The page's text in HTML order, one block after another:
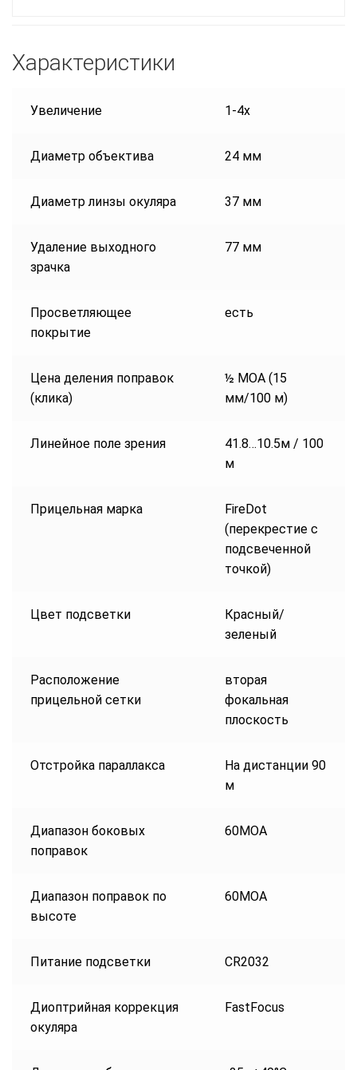
Характеристики
Увеличение 1-4х
Диаметр объектива 24 мм
Диаметр линзы окуляра 37 мм
Удаление выходного
зрачка
77 мм
Просветляющее
покрытие
есть
Цена деления поправок
(клика)
½ МОА (15
мм/100 м)
Линейное поле зрения
41.8…10.5м / 100
м
Прицельная марка
FireDot
(перекрестие с
подсвеченной
точкой)
Цвет подсветки
Красный/
зеленый
Расположение
прицельной сетки
вторая
фокальная
плоскость
Отстройка параллакса
На дистанции 90
м
Диапазон боковых
поправок
60MOA
Диапазон поправок по
высоте
60MOA
Питание подсветки CR2032
Диоптрийная коррекция
окуляра
FastFocus